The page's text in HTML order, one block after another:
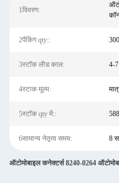
1विवरण:
2पैकिंग qty::
3स्टॉक लीड काल: 4-7
4स्टाक मूल्य:
5स्टॉक qty में::
6सामान्य नेतृत्व समय: 8
ऑटोमोबाइल कनेक्टर्स 8240-0264